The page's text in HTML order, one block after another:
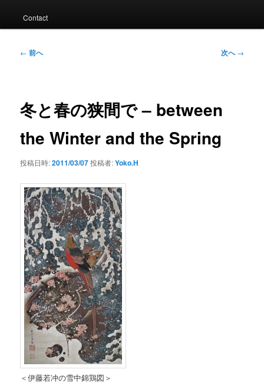
Contact
投
ゲ
ー
ョ
← 前へ 次へ→
冬と春の狭間で – between
the Winter and the Spring
投稿日時:2011/03/07投稿者:Yoko.H
＜伊藤若冲の雪中錦鶏図＞